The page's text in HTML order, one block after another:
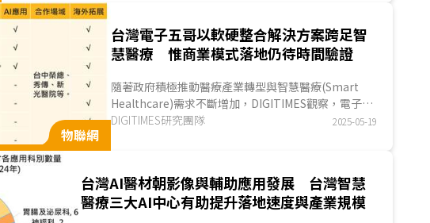
基礎；然而醫材認證與系統整合的法規要求，仍是目前推動商用化最主要的
障礙。...
物聯網
台灣電子五哥以軟硬整合解決方案跨足智
慧醫療 惟商業模式落地仍待時間驗證
隨著政府積極推動醫療產業轉型與智慧醫療(Smart
Healthcare)需求不斷增加，DIGITIMES觀察，電子五
哥挾其資通訊技術優勢，透過延伸硬體製造能力至醫
DIGITIMES研究團隊 2025-05-19
台灣AI醫材朝影像與輔助應用發展 台灣智慧
醫療三大AI中心有助提升落地速度與產業規模